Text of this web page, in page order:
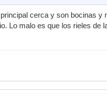
cerca y son bocinas
Lo malo es que los rieles de